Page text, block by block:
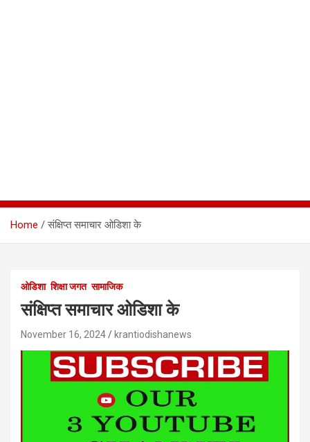
Home संक्षिप्त समाचार ओडिशा के
ओडिशा शिक्षा जगत सामाजिक
संक्षिप्त समाचार ओडिशा के
November 16, 2024 krantiodishanews